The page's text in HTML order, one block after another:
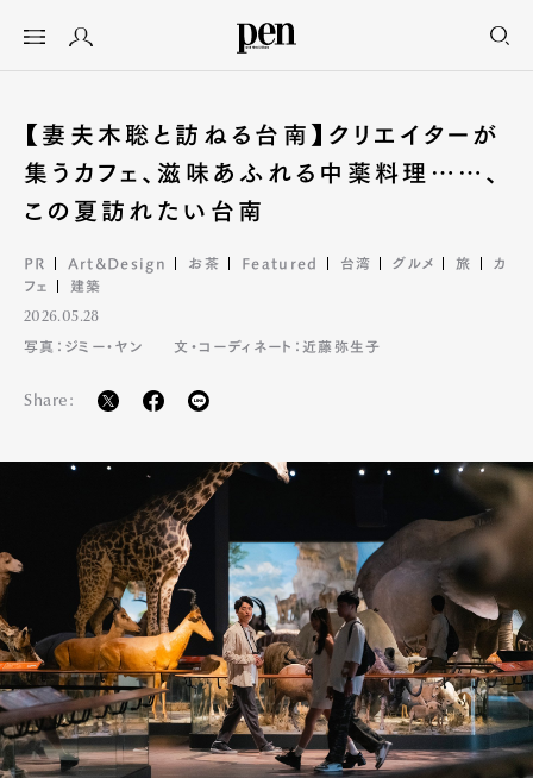
【妻夫木聡と訪ねる台南】クリエイターが
集うカフェ、滋味あふれる中薬料理……、
この夏訪れたい台南
PR Art&Design お茶 Featured 台湾 グルメ 旅
カ
フェ
建築
2026.05.28
写真：ジミー・ヤン
文・コーディネート：近藤弥生子
Share: